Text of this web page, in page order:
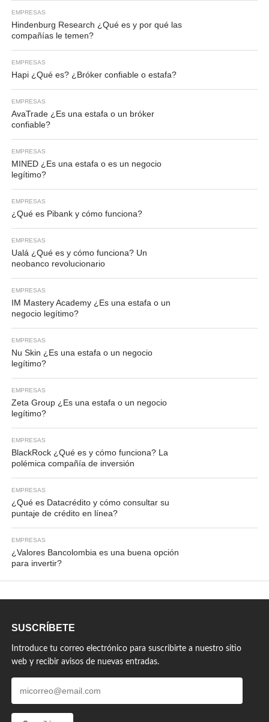
EMPRESAS
Hindenburg Research ¿Qué es y por qué las
compañías le temen?
EMPRESAS
Hapi ¿Qué es? ¿Bróker confiable o estafa?
EMPRESAS
AvaTrade ¿Es una estafa o un bróker
confiable?
EMPRESAS
MINED ¿Es una estafa o es un negocio
legítimo?
EMPRESAS
¿Qué es Pibank y cómo funciona?
EMPRESAS
Ualá ¿Qué es y cómo funciona? Un
neobanco revolucionario
EMPRESAS
IM Mastery Academy ¿Es una estafa o un
negocio legítimo?
EMPRESAS
Nu Skin ¿Es una estafa o un negocio
legítimo?
EMPRESAS
Zeta Group ¿Es una estafa o un negocio
legítimo?
EMPRESAS
BlackRock ¿Qué es y cómo funciona? La
polémica compañía de inversión
EMPRESAS
¿Qué es Datacrédito y cómo consultar su
puntaje de crédito en línea?
EMPRESAS
¿Valores Bancolombia es una buena opción
para invertir?
SUSCRÍBETE
Introduce tu correo electrónico para suscribirte a nuestro sitio
web y recibir avisos de nuevas entradas.